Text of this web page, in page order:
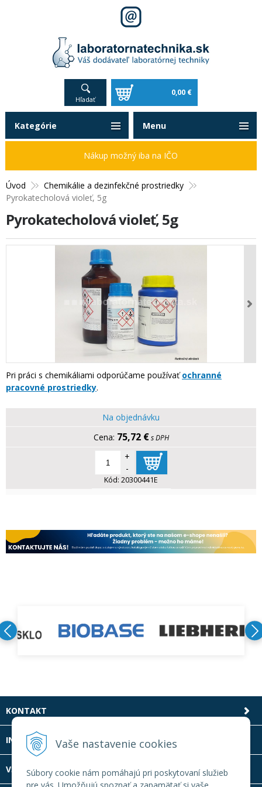
Vaše nastavenie cookies
Súbory cookie nám pomáhajú pri poskytovaní služieb
Hľadať
0,00 €
Úvod
Chemikálie a dezinfekčné prostriedky
Pyrokatecholová violeť, 5g
Pyrokatecholová violeť, 5g
Pri práci s chemikáliami odporúčame používaťochranné
pracovné prostriedky.
Na objednávku
75,72 € s DPH
+
-
Kód: 20300441E
Kategórie
Nákup možný iba na IČO
Menu
KONTAKT
INFOLINKA
VŠETKO O NÁKUPE